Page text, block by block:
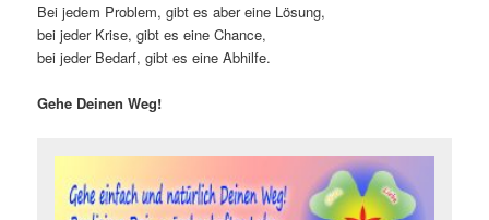
Bei jedem Problem, gibt es aber eine Lösung,
bei jeder Krise, gibt es eine Chance,
bei jeder Bedarf, gibt es eine Abhilfe.
Gehe Deinen Weg!